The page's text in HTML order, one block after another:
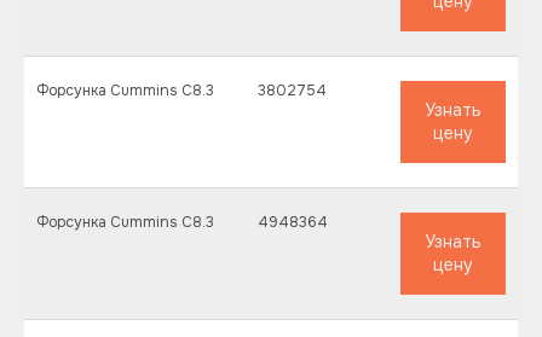
Форсунка Cummins C8.3 3802754
Узнать
цену
Форсунка Cummins C8.3 4948364
Узнать
цену